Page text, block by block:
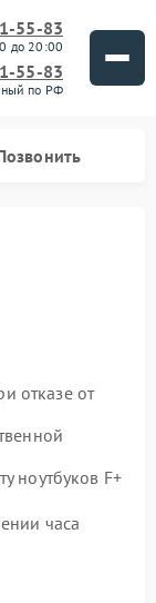
55-83
до 20:00
55-83
по РФ
отказе от
ноутбуков F+
часа